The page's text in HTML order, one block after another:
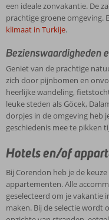
een ideale zonvakantie. De
prachtige groene omgeving.
klimaat in Turkije.
Bezienswaardigheden
Geniet van de prachtige
zich door pijnbomen en
heerlijke wandeling,
leuke steden als Göcek,
dorpjes in de omgeving heb
geschiedenis mee te pikken
Hotels en/of
Bij Corendon heb je de
appartementen. Alle
geselecteerd om je vakantie
maken. Bij de selectie wordt